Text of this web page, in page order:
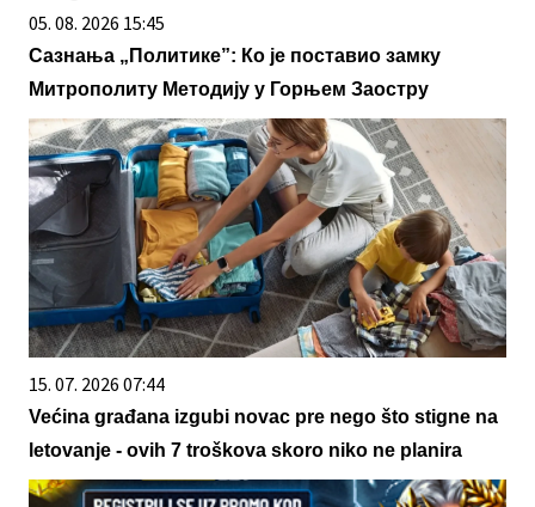
05. 08. 2026 15:45
Сазнања „Политике”: Ко је поставио замку
Митрополиту Методију у Горњем Заостру
15. 07. 2026 07:44
Većina građana izgubi novac pre nego što stigne na
letovanje - ovih 7 troškova skoro niko ne planira